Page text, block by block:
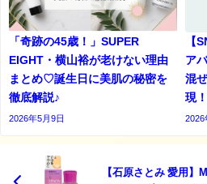
「奇跡の45歳！」SUPER
EIGHT・横山裕が老けない理由
まとめ♡誕生日に美肌の秘密を
徹底解説♪
2026年5月9日
【
ア
混
現
2026
【石原さとみ 愛用】